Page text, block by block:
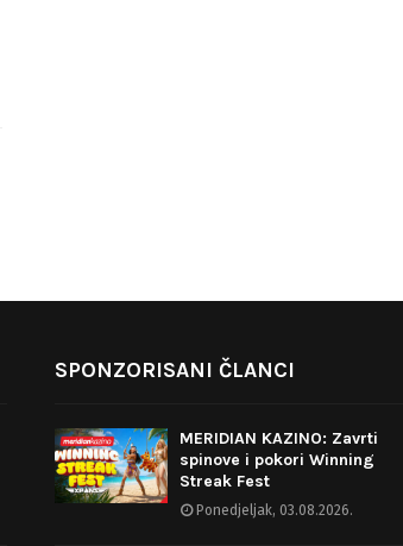
SPONZORISANI ČLANCI
MERIDIAN KAZINO: Zavrti
spinove i pokori Winning
Streak Fest
Ponedjeljak, 03.08.2026.